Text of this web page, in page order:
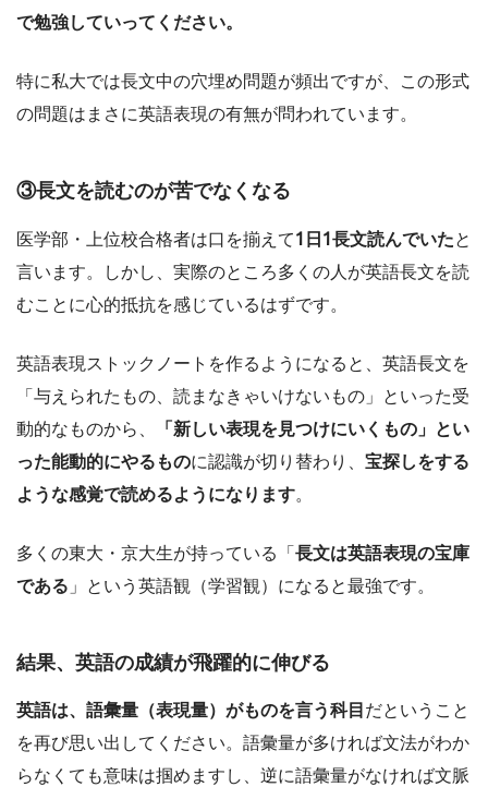
で勉強していってください。
特に私大では長文中の穴埋め問題が頻出ですが、この形式
の問題はまさに英語表現の有無が問われています。
③長文を読むのが苦でなくなる
医学部・上位校合格者は口を揃えて1日1長文読んでいたと
言います。しかし、実際のところ多くの人が英語長文を読
むことに心的抵抗を感じているはずです。
英語表現ストックノートを作るようになると、英語長文を
「与えられたもの、読まなきゃいけないもの」といった受
動的なものから、
「新しい表現を見つけにいくもの」とい
った能動的にやるものに認識が切り替わり、 宝探しをする
ような感覚で読めるようになります。
多くの東大・京大生が持っている「長文は英語表現の宝庫
である 」という英語観（学習観）になると最強です。
結果、英語の成績が飛躍的に伸びる
英語は、語彙量（表現量）がものを言う科目 だということ
を再び思い出してください。語彙量が多ければ文法がわか
らなくても意味は掴めますし、逆に語彙量がなければ文脈